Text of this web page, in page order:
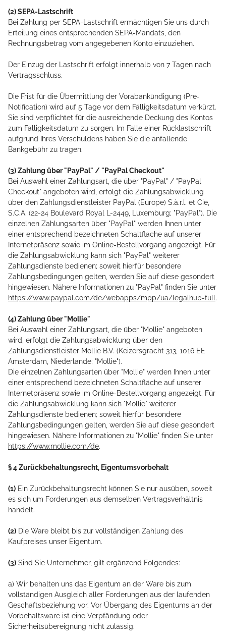
(2)SEPA-Lastschrift
Bei Zahlung per SEPA-Lastschrift ermächtigen Sie uns durch
Erteilung eines entsprechenden SEPA-Mandats, den
Rechnungsbetrag vom angegebenen Konto einzuziehen.
Der Einzug der Lastschrift erfolgt innerhalb von 7Tagen nach
Vertragsschluss.
Die Frist für die Übermittlung der Vorabankündigung (Pre-
Notification) wird auf 5 Tage vor dem Fälligkeitsdatum verkürzt.
Sie sind verpflichtet für die ausreichende Deckung des Kontos
zum Fälligkeitsdatum zu sorgen. Im Falle einer Rücklastschrift
aufgrund Ihres Verschuldens haben Sie die anfallende
Bankgebühr zu tragen.
(3)Zahlung über "PayPal" / "PayPal Checkout"
Bei Auswahl einer Zahlungsart, die über "PayPal" / "PayPal
Checkout" angeboten wird, erfolgt die Zahlungsabwicklung
über den Zahlungsdienstleister PayPal (Europe) S.à.r.l. et Cie,
S.C.A. (22-24 Boulevard Royal L-2449, Luxemburg; "PayPal"). Die
einzelnen Zahlungsarten über "PayPal" werden Ihnen unter
einer entsprechend bezeichneten Schaltfläche auf unserer
Internetpräsenz sowie im Online-Bestellvorgang angezeigt. Für
die Zahlungsabwicklung kann sich "PayPal" weiterer
Zahlungsdienste bedienen; soweit hierfür besondere
Zahlungsbedingungen gelten, werden Sie auf diese gesondert
hingewiesen. Nähere Informationen zu "PayPal" finden Sie unter
https://www.paypal.com/de/webapps/mpp/ua/legalhub-full.
(4) Zahlung über "Mollie"
Bei Auswahl einer Zahlungsart, die über "Mollie" angeboten
wird, erfolgt die Zahlungsabwicklung über den
Zahlungsdienstleister Mollie B.V. (Keizersgracht 313, 1016 EE
Amsterdam, Niederlande; "Mollie").
Die einzelnen Zahlungsarten über "Mollie" werden Ihnen unter
einer entsprechend bezeichneten Schaltfläche auf unserer
Internetpräsenz sowie im Online-Bestellvorgang angezeigt. Für
die Zahlungsabwicklung kann sich "Mollie" weiterer
Zahlungsdienste bedienen; soweit hierfür besondere
Zahlungsbedingungen gelten, werden Sie auf diese gesondert
hingewiesen. Nähere Informationen zu "Mollie" finden Sie unter
https://www.mollie.com/de.
§ 4 Zurückbehaltungsrecht, Eigentumsvorbehalt
(1) Ein Zurückbehaltungsrecht können Sie nur ausüben, soweit
es sich um Forderungen aus demselben Vertragsverhältnis
handelt.
(2) Die Ware bleibt bis zur vollständigen Zahlung des
Kaufpreises unser Eigentum.
(3) Sind Sie Unternehmer, gilt ergänzend Folgendes:
a) Wir behalten uns das Eigentum an der Ware bis zum
vollständigen Ausgleich aller Forderungen aus der laufenden
Geschäftsbeziehung vor. Vor Übergang des Eigentums an der
Vorbehaltsware ist eine Verpfändung oder
Sicherheitsübereignung nicht zulässig.